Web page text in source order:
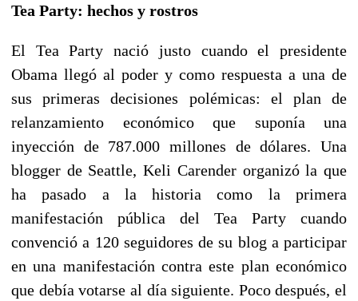
Tea Party: hechos y rostros
El Tea Party nació justo cuando el presidente
Obama llegó al poder y como respuesta a una de
sus primeras decisiones polémicas: el plan de
relanzamiento económico que suponía una
inyección de 787.000 millones de dólares. Una
blogger de Seattle, Keli Carender organizó la que
ha pasado a la historia como la primera
manifestación pública del Tea Party cuando
convenció a 120 seguidores de su blog a participar
en una manifestación contra este plan económico
que debía votarse al día siguiente. Poco después, el